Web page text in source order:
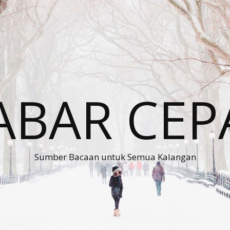
Sumber Bacaan untuk Semua Kalangan